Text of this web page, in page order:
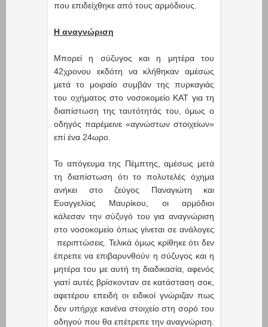
που επιδείχθηκε από τους αρμόδιους.
Η αναγνώριση
Μπορεί η σύζυγος και η μητέρα του
42χρονου εκδότη να κλήθηκαν αμέσως
μετά το μοιραίο συμβάν της πυρκαγιάς
του οχήματος στο νοσοκομείο ΚΑΤ για τη
διαπίστωση της ταυτότητάς του, όμως ο
οδηγός παρέμεινε «αγνώστων στοιχείων»
επί ένα 24ωρο.
Το απόγευμα της Πέμπτης, αμέσως μετά
τη διαπίστωση ότι το πολυτελές όχημα
ανήκει στο ζεύγος Παναγιώτη και
Ευαγγελίας Μαυρίκου, οι αρμόδιοι
κάλεσαν την σύζυγό του για αναγνώριση
στο νοσοκομείο όπως γίνεται σε ανάλογες
περιπτώσεις. Τελικά όμως κρίθηκε ότι δεν
έπρεπε να επιβαρυνθούν η σύζυγος και η
μητέρα του με αυτή τη διαδικασία, αφενός
γιατί αυτές βρίσκονταν σε κατάσταση σοκ,
αφετέρου επειδή οι ειδικοί γνώριζαν πως
δεν υπήρχε κανένα στοιχείο στη σορό του
οδηγού που θα επέτρεπε την αναγνώριση.